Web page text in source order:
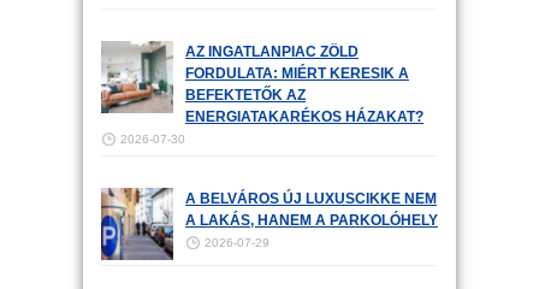
AZ INGATLANPIAC ZÖLD
FORDULATA: MIÉRT KERESIK A
BEFEKTETŐK AZ
ENERGIATAKARÉKOS HÁZAKAT?
2026-07-30
A BELVÁROS ÚJ LUXUSCIKKE NEM
A LAKÁS, HANEM A PARKOLÓHELY
2026-07-29